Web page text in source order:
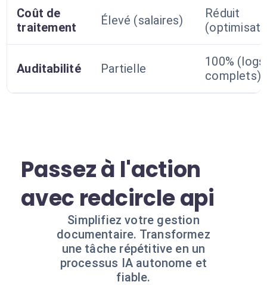
Coût de
traitement
Élevé (salaires)
Réduit
Auditabilité Partielle
100% (logs
complets)
Passez à l'action
avec redcircle api
Simplifiez votre gestion
documentaire. Transformez
une tâche répétitive en un
processus IA autonome et
fiable.